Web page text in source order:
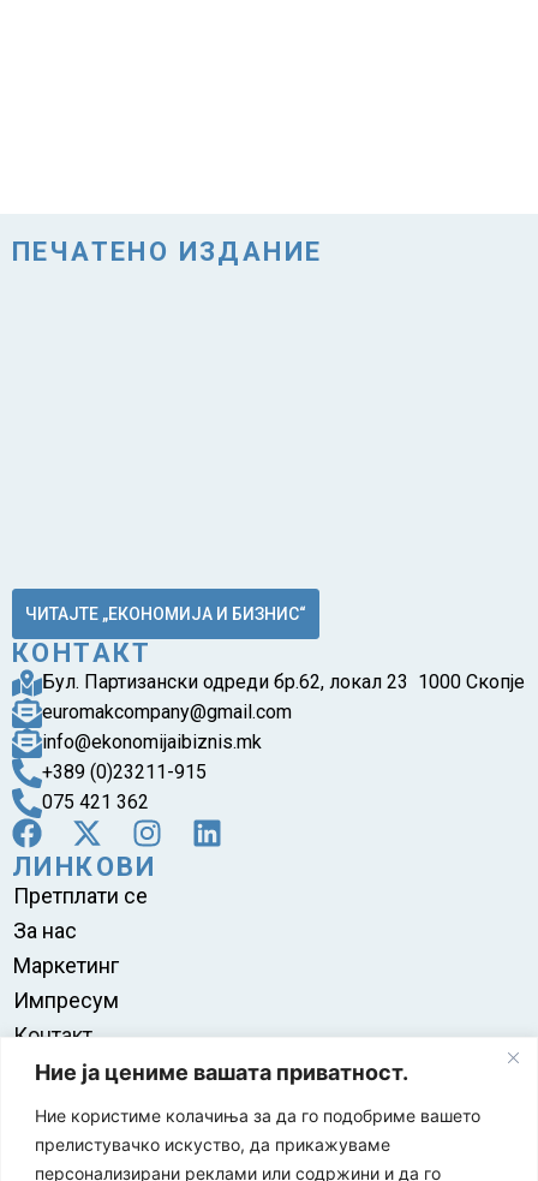
Ние ја цениме вашата приватност.
Ние користиме колачиња за да го подобриме вашето
прелистувачко искуство, да прикажуваме
персонализирани реклами или содржини и да го
ПЕЧАТЕНО ИЗДАНИЕ
ЧИТАЈТЕ „ЕКОНОМИЈА И БИЗНИС“
КОНТАКТ
Бул. Партизански одреди бр.62, локал 23 1000 Скопје
euromakcompany@gmail.com
info@ekonomijaibiznis.mk
+389 (0)23211-915
075 421 362
ЛИНКОВИ
Претплати се
За нас
Маркетинг
Импресум
Контакт
Правила на користење